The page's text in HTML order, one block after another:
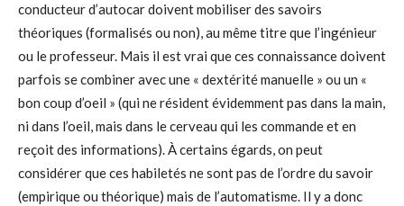
conducteur d’autocar doivent mobiliser des savoirs
théoriques (formalisés ou non), au même titre que l’ingénieur
ou le professeur. Mais il est vrai que ces connaissance doivent
parfois se combiner avec une « dextérité manuelle » ou un «
bon coup d’oeil » (qui ne résident évidemment pas dans la main,
ni dans l’oeil, mais dans le cerveau qui les commande et en
reçoit des informations). À certains égards, on peut
considérer que ces habiletés ne sont pas de l’ordre du savoir
(empirique ou théorique) mais de l’automatisme. Il y a donc